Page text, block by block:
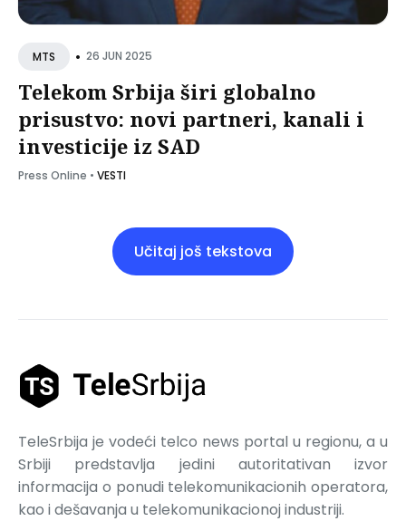
MTS • 26 JUN 2025
Telekom Srbija širi globalno
prisustvo: novi partneri, kanali i
investicije iz SAD
Press Online • VESTI
Učitaj još tekstova
TeleSrbija je vodeći telco news portal u regionu, a u
Srbiji predstavlja jedini autoritativan izvor
informacija o ponudi telekomunikacionih operatora,
kao i dešavanja u telekomunikacionoj industriji.